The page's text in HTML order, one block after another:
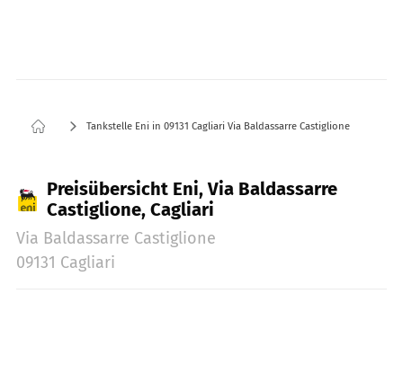
Tankstelle Eni in 09131 Cagliari Via Baldassarre Castiglione
Preisübersicht Eni, Via Baldassarre
Castiglione, Cagliari
Via Baldassarre Castiglione
09131 Cagliari